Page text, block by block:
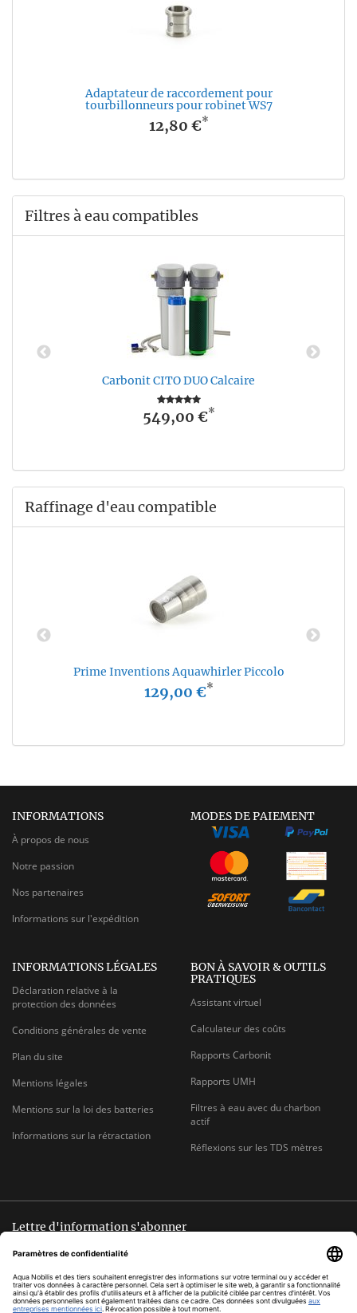
Adaptateur de raccordement pour
tourbillonneurs pour robinet WS7
12,80 €*
Filtres à eau compatibles
Carbonit CITO DUO Calcaire
549,00 €*
Raffinage d'eau compatible
Prime Inventions Aquawhirler Piccolo
129,00 €*
INFORMATIONS
À propos de nous
Notre passion
Nos partenaires
Informations sur l'expédition
MODES DE PAIEMENT
INFORMATIONS LÉGALES
Déclaration relative à la
protection des données
Conditions générales de vente
Plan du site
Mentions légales
Mentions sur la loi des batteries
Informations sur la rétractation
BON À SAVOIR & OUTILS
PRATIQUES
Assistant virtuel
Calculateur des coûts
Rapports Carbonit
Rapports UMH
Filtres à eau avec du charbon
actif
Réflexions sur les TDS mètres
Lettre d'information s'abonner
E-
MAIL